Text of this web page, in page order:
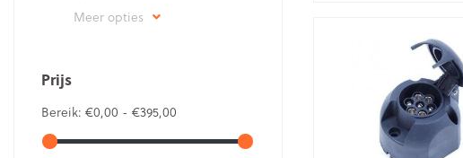
Meer opties
Prijs
Bereik: €0,00 - €395,00